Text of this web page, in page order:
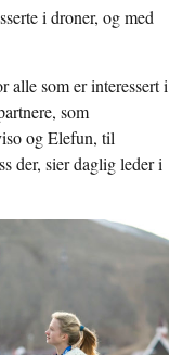
i droner, og med
alle som er interessert i
som
og Elefun, til
der, sier daglig leder i